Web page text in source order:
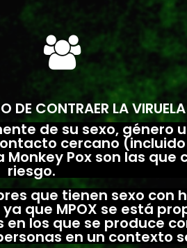
DE CONTRAER LA
de su sexo, género
cercano
Pox son las que
riesgo.
que tienen sexo con
que MPOX se está
los que se produce
en un contexto